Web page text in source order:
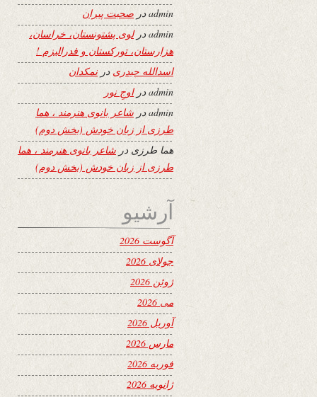
adminدر صحبت پیران
adminدرلوی پشتونستان، خراسان،
هزارستان، تورکستان و فدرالیزم !
اسدالله حیدری درنمکدان
adminدراوجِ نور
adminدر شاعر بانوی هنرمند ، هما
طرزی از زبان خودش (بخش دوم)
هما طرزی در شاعر بانوی هنرمند ، هما
طرزی از زبان خودش (بخش دوم)
آرشیو
آگوست 2026
جولای 2026
ژوئن 2026
می 2026
آوریل 2026
مارس 2026
فوریه 2026
ژانویه 2026